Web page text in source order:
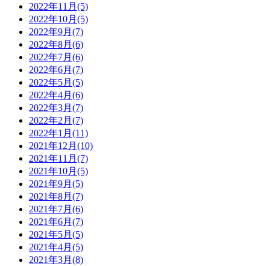
2022年11月(5)
2022年10月(5)
2022年9月(7)
2022年8月(6)
2022年7月(6)
2022年6月(7)
2022年5月(5)
2022年4月(6)
2022年3月(7)
2022年2月(7)
2022年1月(11)
2021年12月(10)
2021年11月(7)
2021年10月(5)
2021年9月(5)
2021年8月(7)
2021年7月(6)
2021年6月(7)
2021年5月(5)
2021年4月(5)
2021年3月(8)